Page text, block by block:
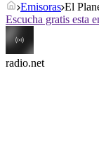
Emisoras El
Escucha gratis esta
radio.net